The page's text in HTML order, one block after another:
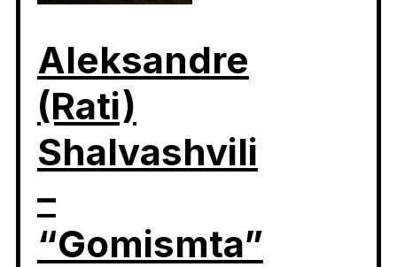
Aleksandre
(Rati)
Shalvashvili
–
“Gomismta”